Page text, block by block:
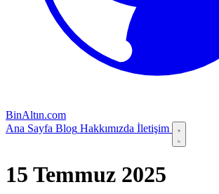
BinAltın.com
Ana Sayfa Blog Hakkımızda İletişim
15 Temmuz 2025